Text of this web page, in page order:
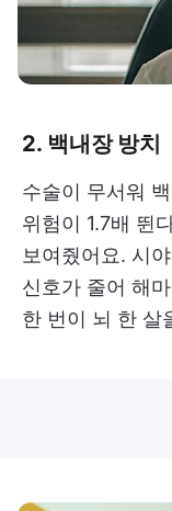
2. 백내장 방치
수술이 무서워
위험이 1.7배 뛴
보여줬어요. 시
신호가 줄어 해
한 번이 뇌 한 살